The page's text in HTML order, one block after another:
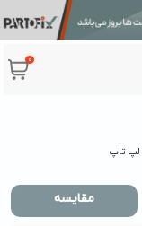
0
مقایسه